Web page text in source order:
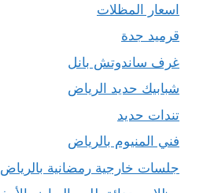
اسعار المظلات
قرميد جدة
غرف ساندوتش بانل
شبابيك حديد الرياض
تندات حديد
فني المنيوم بالرياض
جلسات خارجية رمضانية بالرياض